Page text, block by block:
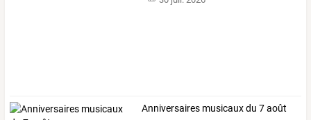
Anniversaires musicaux du 7 août